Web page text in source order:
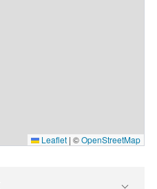
Leaflet | ©OpenStreetMap